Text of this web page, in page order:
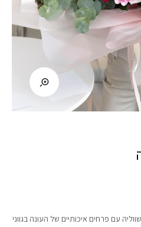
עם פרחים איכותיים של העונה בגווני